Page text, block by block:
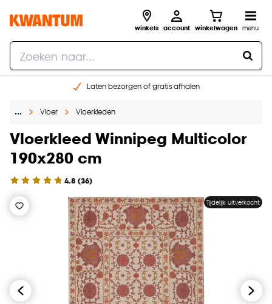
winkels account winkelwagen menu
Laten bezorgen of gratis afhalen
Gratis raam advies en opmeten aan huis
… Vloer Vloerkleden
Vloerkleed Winnipeg Multicolor
190x280 cm
4.8 (36)
Tijdelijk uitverkocht